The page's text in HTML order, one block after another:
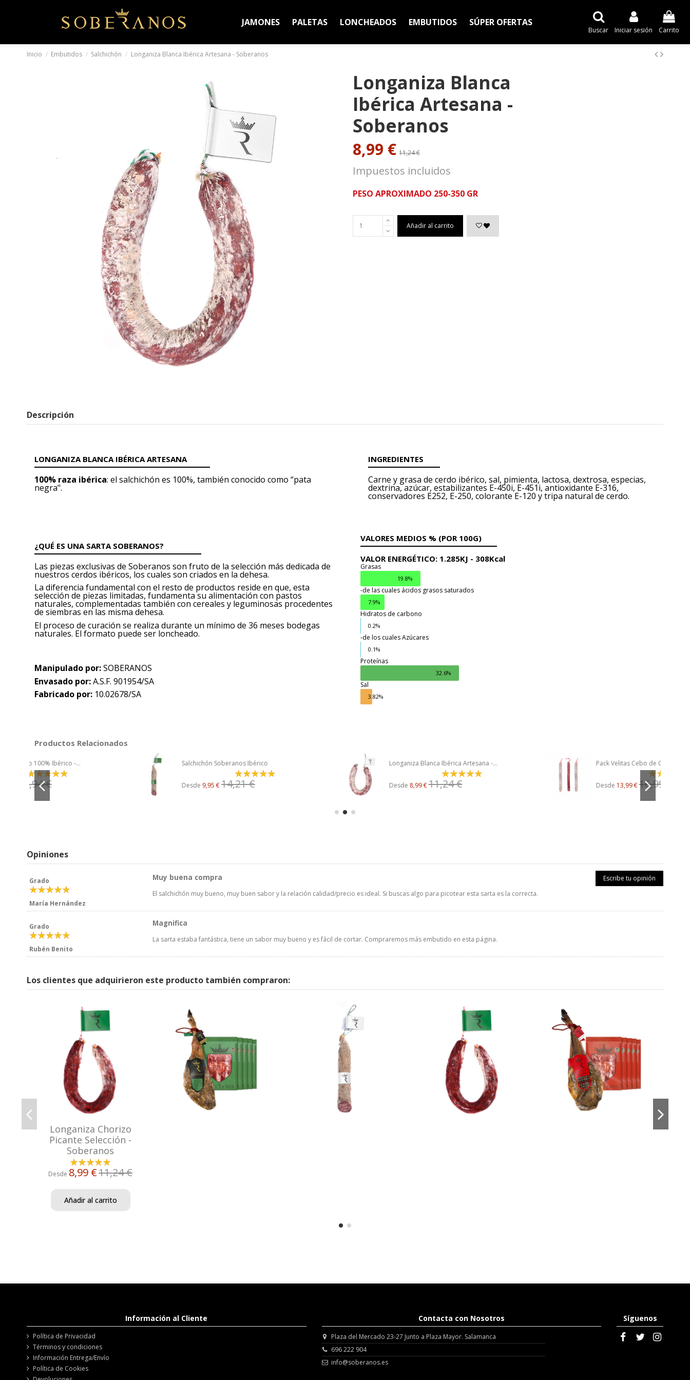
JAMONES PALETAS LONCHEADOS EMBUTIDOS SÚPER OFERTAS
Buscar Iniciar sesión Carrito
Inicio Embutidos Salchichón Longaniza Blanca Ibérica Artesana - Soberanos
Longaniza Blanca
Ibérica Artesana -
Soberanos
8,99 € 11,24 €
Impuestos incluidos
PESO APROXIMADO 250-350 GR
Añadir al carrito
Descripción
LONGANIZA BLANCA IBÉRICA ARTESANA
100% raza ibérica: el salchichón es 100%, también conocido como “pata
negra".
INGREDIENTES
Carne y grasa de cerdo ibérico, sal, pimienta, lactosa, dextrosa, especias,
dextrina, azúcar, estabilizantes E-450i, E-451i, antioxidante E-316,
conservadores E252, E-250, colorante E-120 y tripa natural de cerdo.
¿QUÉ ES UNA SARTA SOBERANOS?
Las piezas exclusivas de Soberanos son fruto de la selección más dedicada de
nuestros cerdos ibéricos, los cuales son criados en la dehesa.
La diferencia fundamental con el resto de productos reside en que, esta
selección de piezas limitadas, fundamenta su alimentación con pastos
naturales, complementadas también con cereales y leguminosas procedentes
de siembras en las misma dehesa.
El proceso de curación se realiza durante un mínimo de 36 meses bodegas
naturales. El formato puede ser loncheado.
Manipulado por:SOBERANOS
Envasado por:A.S.F. 901954/SA
Fabricado por: 10.02678/SA
VALORES MEDIOS % (POR 100G)
VALOR ENERGÉTICO: 1.285KJ - 308Kcal
Grasas
19.8%
-de las cuales ácidos grasos saturados
7.9%
Hidratos de carbono
0.2%
-de los cuales Azúcares
Grasas
0.1%
Proteínas
32.6%
Sal
3.82%
Productos Relacionados
Salchichón Soberanos Ibérico
14,21 €
Longaniza Blanca Ibérica Artesana -...
11,24 €
Pack Velitas Cebo de Campo Ibéricas...
16,99 €
Opiniones
Escribe tu opinión
Grado
María Hernández
Muy buena compra
El salchichón muy bueno, muy buen sabor y la relación calidad/precio es ideal. Si buscas algo para picotear esta sarta es la correcta.
Grado
Rubén Benito
Magnifica
La sarta estaba fantástica, tiene un sabor muy bueno y es fácil de cortar. Compraremos más embutido en esta página.
Los clientes que adquirieron este producto también compraron:
Longaniza Chorizo
Picante Selección -
Soberanos
Desde 8,99 €11,24 €
Añadir al carrito
Información al Cliente
Política de Privacidad
Términos y condiciones
Información Entrega/Envío
Política de Cookies
Contacta con Nosotros
Plaza del Mercado 23-27 Junto a Plaza Mayor. Salamanca
696 222 904
info@soberanos.es
Síguenos